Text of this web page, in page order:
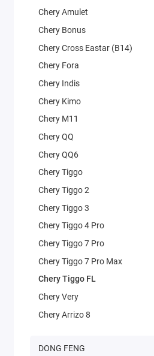
Chery Amulet
Chery Bonus
Chery Cross Eastar (B14)
Chery Fora
Chery Indis
Chery Kimo
Chery M11
Chery QQ
Chery QQ6
Chery Tiggo
Chery Tiggo 2
Chery Tiggo 3
Chery Tiggo 4 Pro
Chery Tiggo 7 Pro
Chery Tiggo 7 Pro Max
Chery Tiggo FL
Chery Very
Chery Arrizo 8
DONG FENG